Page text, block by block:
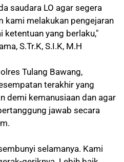
saudara LO agar segera
kami melakukan pengejaran
ketentuan yang berlaku,"
S.Tr.K, S.I.K, M.H
Tulang Bawang,
terakhir yang
demi kemanusiaan dan agar
jawab secara
selamanya. Kami